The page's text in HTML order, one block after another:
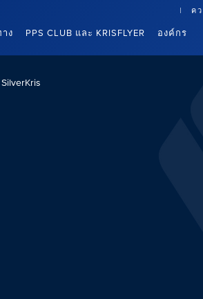
ง PPS CLUB และ KRISFLYER องค์กร
ค